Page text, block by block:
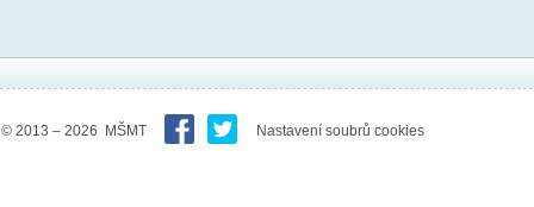
© 2013 – 2026 MŠMT Nastavení soubrů cookies